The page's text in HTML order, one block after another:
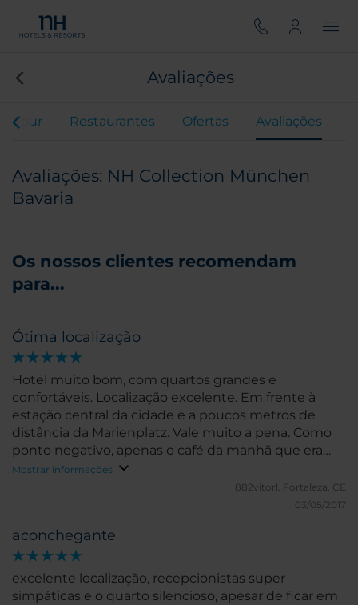
Avaliações
Tour Restaurantes Ofertas Avaliações
Avaliações: NH Collection München
Bavaria
Os nossos clientes recomendam
para...
Ótima localização
Hotel muito bom, com quartos grandes e
confortáveis. Localização excelente. Em frente à
estação central da cidade e a poucos metros de
distância da Marienplatz. Vale muito a pena. Como
ponto negativo, apenas o café da manhã que era
muito caro (22 euros por pessoa). Mas tomamos café
na estação em frente. Tem muitas opções com bons
Mostrar informações
882vitorl.
Fortaleza, CE
03/05/2017
aconchegante
excelente localização, recepcionistas super
simpáticas e o quarto silencioso, apesar de ficar em